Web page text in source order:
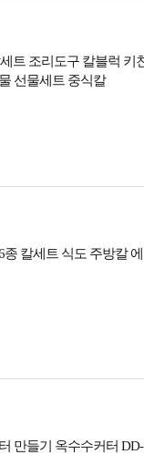
트 조리도구 칼블럭 키
선물세트 중식칼
칼세트 식도 주방칼 에
만들기 옥수수커터 DD-